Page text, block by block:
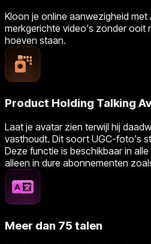
Kloon je online aanwezigheid met
merkgerichte video's zonder ooit
hoeven staan.
Product Holding Talking
Laat je avatar zien terwijl hij
vasthoudt. Dit soort UGC-foto's
Deze functie is beschikbaar in
alleen in dure abonnementen
Meer dan 75 talen